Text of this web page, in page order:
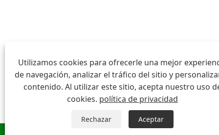
Utilizamos cookies para ofrecerle una mejor
de navegación, analizar el tráfico del sitio y
contenido. Al utilizar este sitio, acepta nuestro uso
cookies. política de privacidad
Rechazar Aceptar